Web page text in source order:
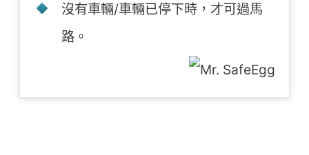
沒有車輛/車輛已停下時，才可過馬
路。